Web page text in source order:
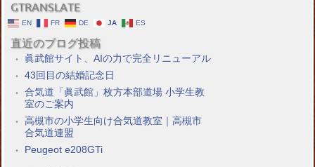
GTRANSLATE
EN FR DE JA ES
直近のブログ投稿
眞武館サイト、AIの力で完全リニューアル
43回目の結婚記念日
合気道「眞武館」枚方本部道場 小学生教
室のご案内
高槻市の小学生向け合気道教室｜高槻市
合気道連盟
Peugeot e208GTi